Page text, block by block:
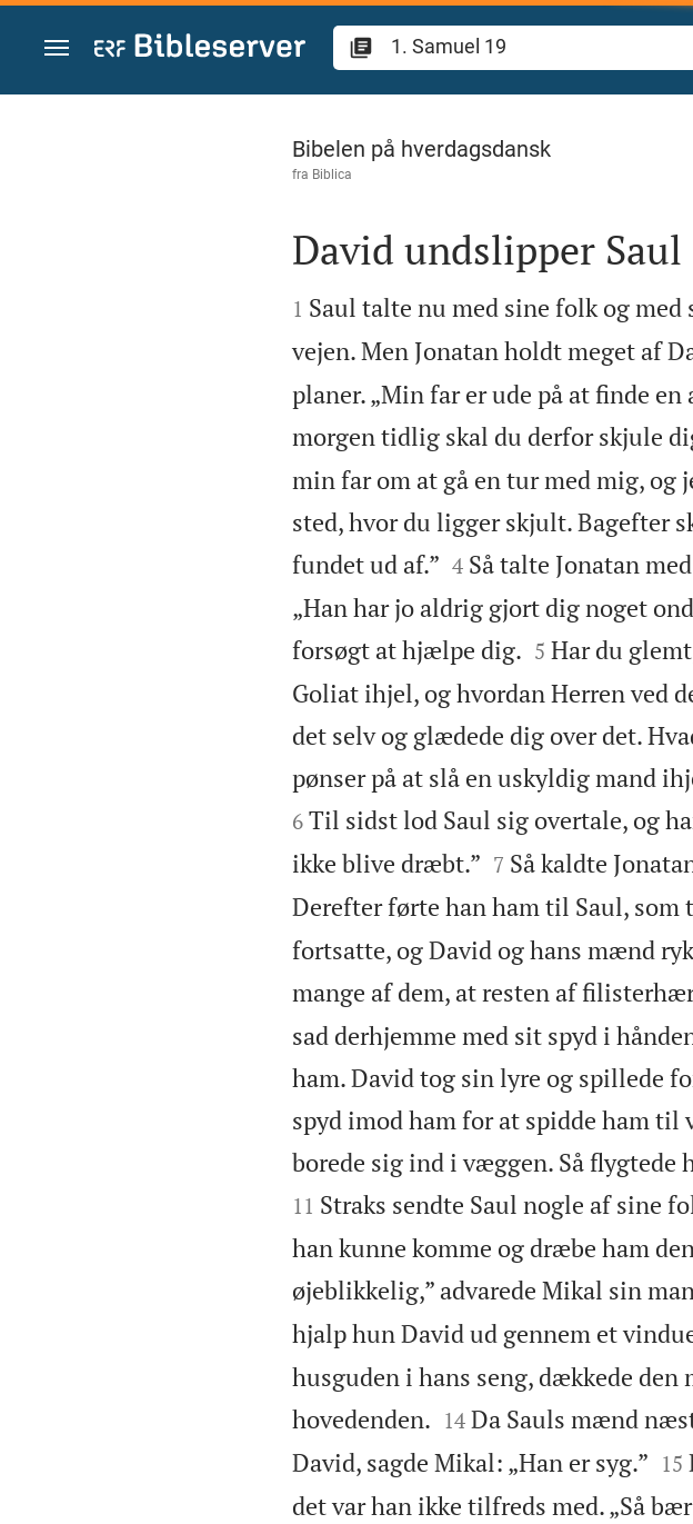
Gå til indhold
1. Samuel 19
Bibelen på hverdagsdansk
fra Biblica

David undslipper Saul

1 Saul talte nu med sine folk og
vejen. Men Jonatan holdt meget af
planer. „Min far er ude på at finde
morgen tidlig skal du derfor skjule
min far om at gå en tur med mig,
sted, hvor du ligger skjult. Bagefter
fundet ud af.”
4 Så talte Jonatan
„Han har jo aldrig gjort dig noget
forsøgt at hjælpe dig.
5 Har du
Goliat ihjel, og hvordan Herren ved
det selv og glædede dig over det.
pønser på at slå en uskyldig mand
6 Til sidst lod Saul sig overtale, og
ikke blive dræbt.”
7 Så kaldte
Derefter førte han ham til Saul, som
fortsatte, og David og hans mænd
mange af dem, at resten af
sad derhjemme med sit spyd i
ham. David tog sin lyre og spillede
spyd imod ham for at spidde ham til
borede sig ind i væggen. Så flygtede
11 Straks sendte Saul nogle af sine
han kunne komme og dræbe ham
øjeblikkelig,” advarede Mikal sin
hjalp hun David ud gennem et
husguden i hans seng, dækkede
hovedenden.
14 Da Sauls mænd
David, sagde Mikal: „Han er syg.”
15
det var han ikke tilfreds med. „Så